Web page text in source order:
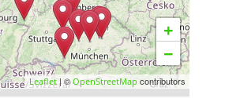
+
−
Leaflet| ©OpenStreetMap contributors